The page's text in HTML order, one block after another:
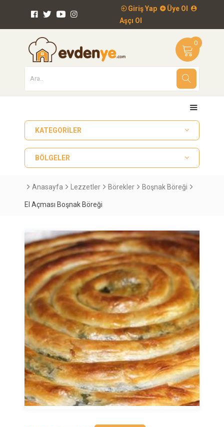
Giriş Yap
Üye Ol
Aşçı Ol
0
KATEGORILER
BÖLGELER
Anasayfa Lezzetler Börekler Boşnak Böreği
El Açması Boşnak Böreği